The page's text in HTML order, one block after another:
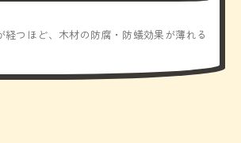
経つほど、木材の防腐・防蟻効果が薄れる